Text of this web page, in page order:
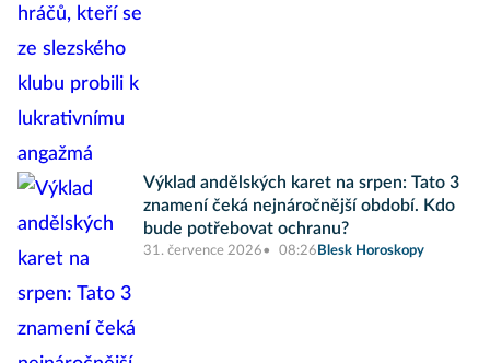
Výklad andělských karet na srpen: Tato 3
znamení čeká nejnáročnější období. Kdo
bude potřebovat ochranu?
31. července 2026 08:26 Blesk Horoskopy